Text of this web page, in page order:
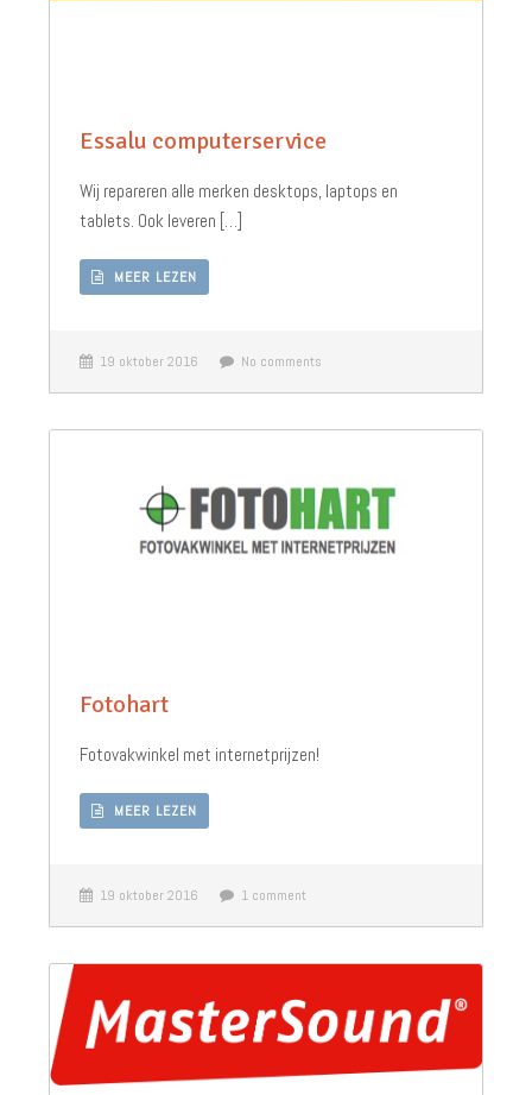
Essalu computerservice
Wij repareren alle merken desktops, laptops en
tablets. Ook leveren […]
MEER LEZEN
19 oktober 2016 No comments
Fotohart
Fotovakwinkel met internetprijzen!
MEER LEZEN
19 oktober 2016 1 comment